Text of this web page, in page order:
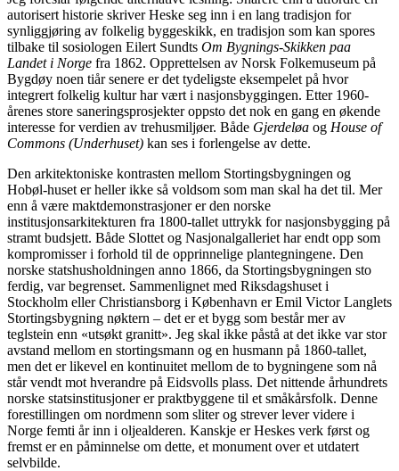
autorisert historie skriver Heske seg inn i en lang tradisjon for
synliggjøring av folkelig byggeskikk, en tradisjon som kan spores
tilbake til sosiologen Eilert Sundts Om Bygnings-Skikken paa
Landet i Norge fra 1862. Opprettelsen av Norsk Folkemuseum på
Bygdøy noen tiår senere er det tydeligste eksempelet på hvor
integrert folkelig kultur har vært i nasjonsbyggingen. Etter 1960-
årenes store saneringsprosjekter oppsto det nok en gang en økende
interesse for verdien av trehusmiljøer. Både Gjerdeløa og House of
Commons (Underhuset) kan ses i forlengelse av dette.
Den arkitektoniske kontrasten mellom Stortingsbygningen og
Hobøl-huset er heller ikke så voldsom som man skal ha det til. Mer
enn å være maktdemonstrasjoner er den norske
institusjonsarkitekturen fra 1800-tallet uttrykk for nasjonsbygging på
stramt budsjett. Både Slottet og Nasjonalgalleriet har endt opp som
kompromisser i forhold til de opprinnelige plantegningene. Den
norske statshusholdningen anno 1866, da Stortingsbygningen sto
ferdig, var begrenset. Sammenlignet med Riksdagshuset i
Stockholm eller Christiansborg i København er Emil Victor Langlets
Stortingsbygning nøktern – det er et bygg som består mer av
teglstein enn «utsøkt granitt». Jeg skal ikke påstå at det ikke var stor
avstand mellom en stortingsmann og en husmann på 1860-tallet,
men det er likevel en kontinuitet mellom de to bygningene som nå
står vendt mot hverandre på Eidsvolls plass. Det nittende århundrets
norske statsinstitusjoner er praktbyggene til et småkårsfolk. Denne
forestillingen om nordmenn som sliter og strever lever videre i
Norge femti år inn i oljealderen. Kanskje er Heskes verk først og
fremst er en påminnelse om dette, et monument over et utdatert
selvbilde.